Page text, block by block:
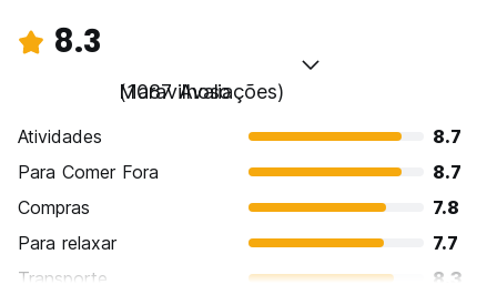
8.3
Maravilhoso
(1087 Avaliações)
Atividades
8.7
Para Comer Fora
8.7
Compras
7.8
Para relaxar
7.7
Transporte
8.3